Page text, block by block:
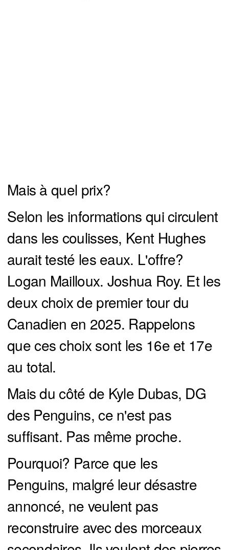
Mais à quel prix?
Selon les informations qui circulent
dans les coulisses, Kent Hughes
aurait testé les eaux. L'offre?
Logan Mailloux. Joshua Roy. Et les
deux choix de premier tour du
Canadien en 2025. Rappelons
que ces choix sont les 16e et 17e
au total.
Mais du côté de Kyle Dubas, DG
des Penguins, ce n'est pas
suffisant. Pas même proche.
Pourquoi? Parce que les
Penguins, malgré leur désastre
annoncé, ne veulent pas
reconstruire avec des morceaux